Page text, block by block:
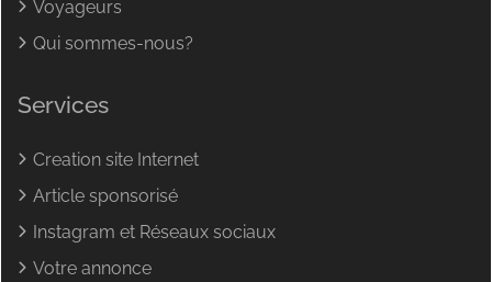
Voyageurs
Qui sommes-nous?
Services
Creation site Internet
Article sponsorisé
Instagram et Réseaux sociaux
Votre annonce